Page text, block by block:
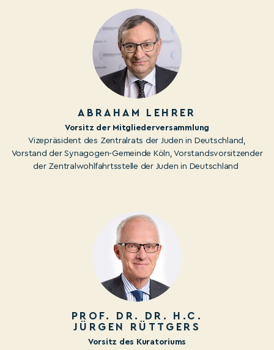
ABRAHAM LEHRER
Vorsitz der Mitgliederversammlung
Vizepräsident des Zentralrats der Juden in Deutschland,
Vorstand der Synagogen-Gemeinde Köln, Vorstandsvorsitzender
der Zentralwohlfahrtsstelle der Juden in Deutschland
PROF. DR. DR. H.C.
JÜRGEN RÜTTGERS
Vorsitz des Kuratoriums